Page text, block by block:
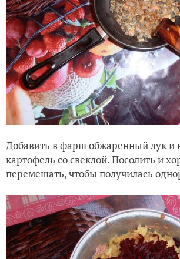
Добавить в фарш обжаренный лук и
картофель со свеклой. Посолить и
перемешать, чтобы получилась